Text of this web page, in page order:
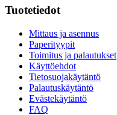
Tuotetiedot
Mittaus ja asennus
Paperityypit
Toimitus ja palautukset
Käyttöehdot
Tietosuojakäytäntö
Palautuskäytäntö
Evästekäytäntö
FAQ